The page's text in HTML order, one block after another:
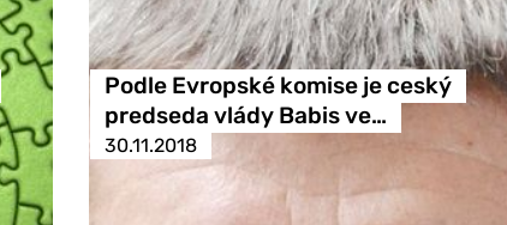
Podle Evropské komise je ceský
predseda vlády Babis ve…
30.11.2018